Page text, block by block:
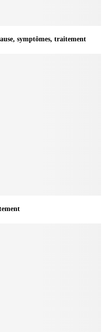
symptômes, traitement